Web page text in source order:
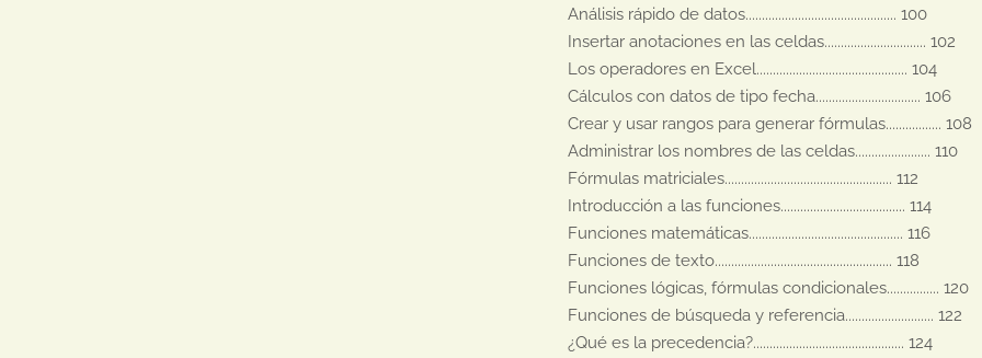
Análisis rápido de datos.............................................. 100
Insertar anotaciones en las celdas............................... 102
Los operadores en Excel.............................................. 104
Cálculos con datos de tipo fecha................................ 106
Crear y usar rangos para generar fórmulas................. 108
Administrar los nombres de las celdas....................... 110
Fórmulas matriciales................................................... 112
Introducción a las funciones...................................... 114
Funciones matemáticas............................................... 116
Funciones de texto...................................................... 118
Funciones lógicas, fórmulas condicionales................ 120
Funciones de búsqueda y referencia........................... 122
¿Qué es la precedencia?.............................................. 124